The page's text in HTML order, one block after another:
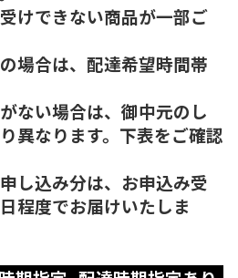
けできない商品が一部ご
場合は、配達希望時間帯
ない場合は、御中元のし
異なります。下表をご確認
し込み分は、お申込み受
程度でお届けいたしま